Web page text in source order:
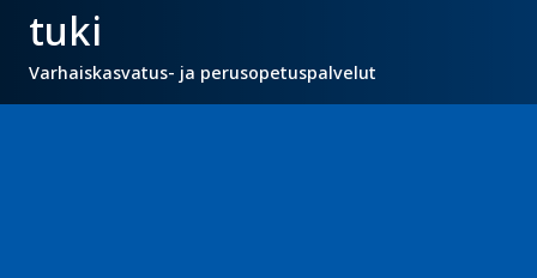
tuki
Varhaiskasvatus- ja perusopetuspalvelut